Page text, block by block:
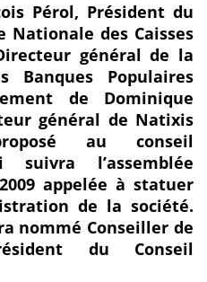
Pérol, Président du
Nationale des Caisses
général de la
Banques Populaires
de Dominique
général de Natixis
au conseil
suivra l’assemblée
appelée à statuer
de la société.
nommé Conseiller de
du Conseil